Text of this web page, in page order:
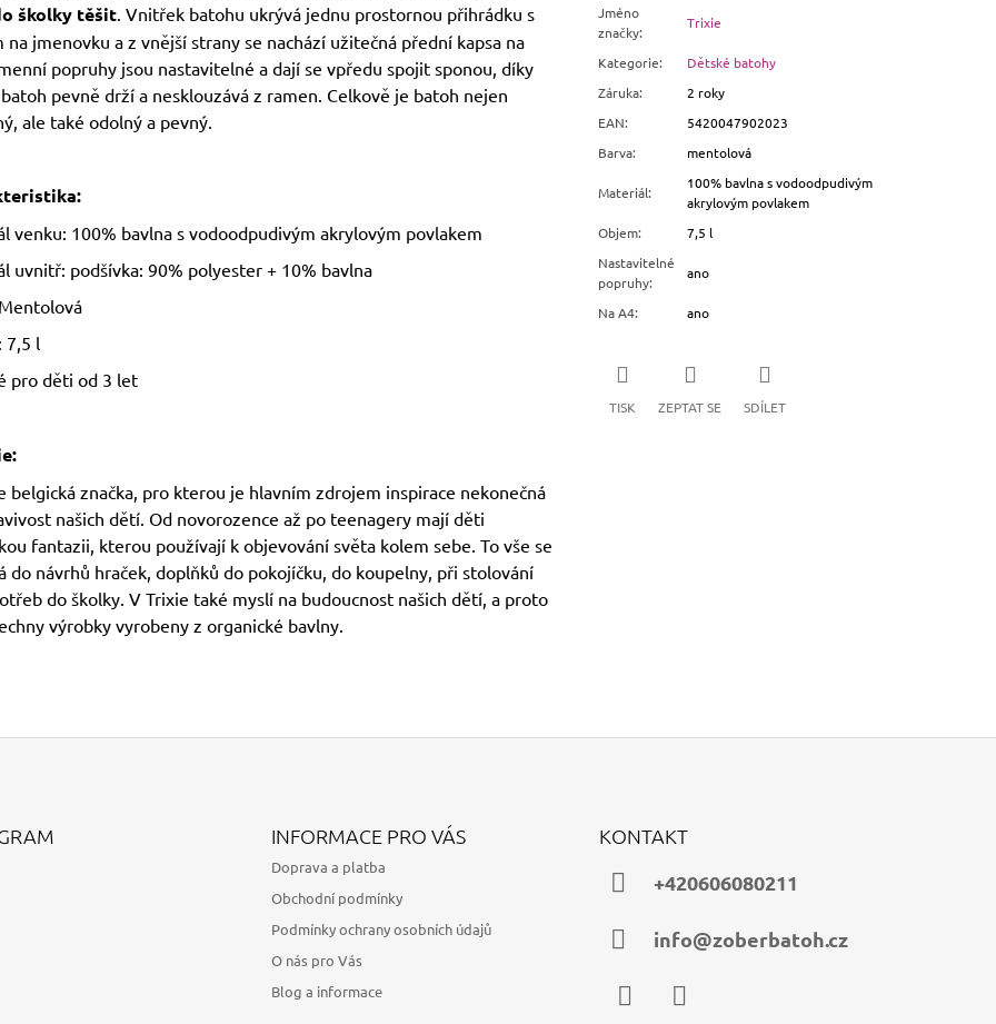
školky těšit. Vnitřek batohu ukrývá jednu prostornou přihrádku s
na jmenovku a z vnější strany se nachází užitečná přední kapsa na
popruhy jsou nastavitelné a dají se vpředu spojit sponou, díky
pevně drží a nesklouzává z ramen. Celkově je batoh nejen
ale také odolný a pevný.
venku: 100% bavlna s vodoodpudivým akrylovým povlakem
uvnitř: podšívka: 90% polyester + 10% bavlna
7,5 l
pro děti od 3 let
belgická značka, pro kterou je hlavním zdrojem inspirace nekonečná
našich dětí. Od novorozence až po teenagery mají děti
fantazii, kterou používají k objevování světa kolem sebe. To vše se
do návrhů hraček, doplňků do pokojíčku, do koupelny, při stolování
do školky. V Trixie také myslí na budoucnost našich dětí, a proto
výrobky vyrobeny z organické bavlny.
Jméno
značky:
Trixie
Kategorie:
Dětské batohy
Záruka:
2 roky
EAN:
5420047902023
Barva: mentolová
Materiál:
100% bavlna s vodoodpudivým
akrylovým povlakem
Objem:
7,5 l
Nastavitelné
popruhy:
ano
Na A4: ano
TISK ZEPTAT SE SDÍLET
INFORMACE PRO VÁS
Doprava a platba
Obchodní podmínky
Podmínky ochrany osobních údajů
O nás pro Vás
Blog a informace
KONTAKT
+420606080211
info@zoberbatoh.cz